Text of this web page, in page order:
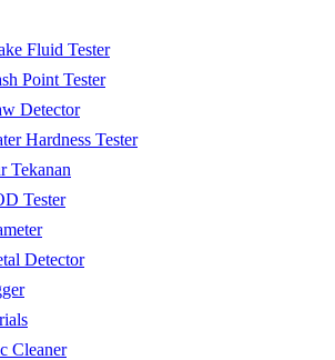
Fluid Tester
Point Tester
Detector
Hardness Tester
Tekanan
Tester
Detector
Cleaner